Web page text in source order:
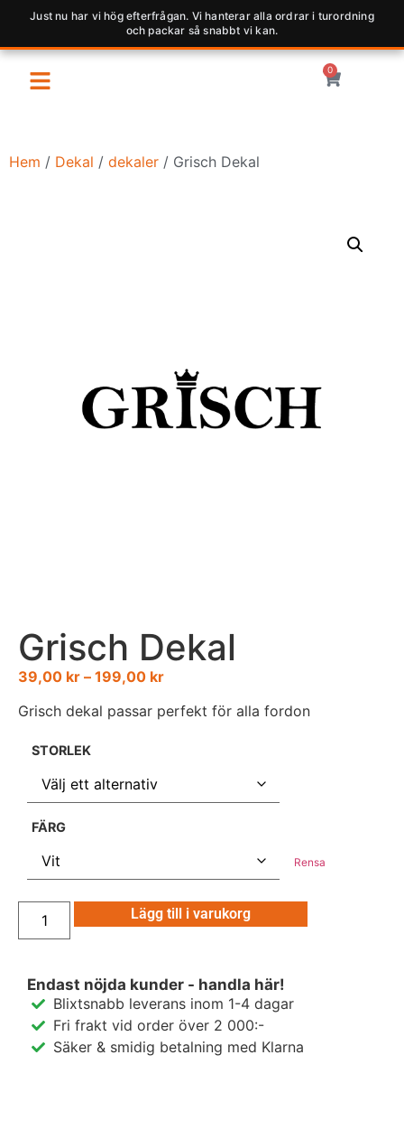
Just nu har vi hög efterfrågan. Vi hanterar alla ordrar i turordning
och packar så snabbt vi kan.
0
Hem / Dekal / dekaler / Grisch Dekal
Grisch Dekal
39,00 kr – 199,00 kr
Grisch dekal passar perfekt för alla fordon
STORLEK
FÄRG
Rensa
Lägg till i varukorg
Endast nöjda kunder - handla här!
Blixtsnabb leverans inom 1-4 dagar
Fri frakt vid order över 2 000:-
Säker & smidig betalning med Klarna